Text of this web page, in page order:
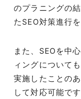
のプラニングの
たSEO対策進行
また、SEOを中
ィングについて
実施したことの
して対応可能で